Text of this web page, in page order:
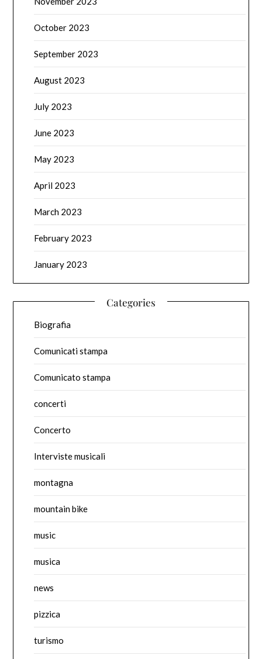
October 2023
September 2023
August 2023
July 2023
June 2023
May 2023
April 2023
March 2023
February 2023
January 2023
Categories
Biografia
Comunicati stampa
Comunicato stampa
concerti
Concerto
Interviste musicali
montagna
mountain bike
music
musica
news
pizzica
turismo